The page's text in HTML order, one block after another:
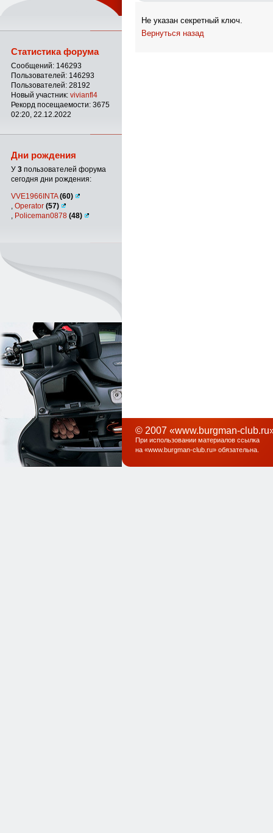
Не указан секретный ключ.
Вернуться назад
Статистика форума
Сообщений: 146293
Пользователей: 146293
Пользователей: 28192
Новый участник: vivianfl4
Рекорд посещаемости: 3675
02:20, 22.12.2022
Дни рождения
У 3 пользователей форума
сегодня дни рождения:
VVE1966INTA(60)
Operator (57)
Policeman0878 (48)
© 2007 «www.burgman-
При использовании материалов ссылка
на «www.burgman-club.ru» обязательна